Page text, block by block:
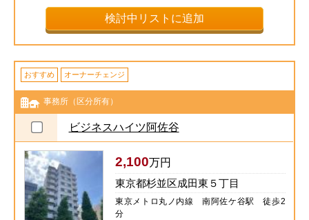
検討中リストに追加
おすすめ オーナーチェンジ
事務所（区分所有）
ビジネスハイツ阿佐谷
2,100万円
東京都杉並区成田東５丁目
東京メトロ丸ノ内線 南阿佐ケ谷駅 徒歩2
分